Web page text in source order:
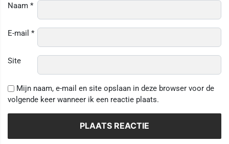
Naam *
E-mail *
Site
Mijn naam, e-mail en site opslaan in deze browser voor de
volgende keer wanneer ik een reactie plaats.